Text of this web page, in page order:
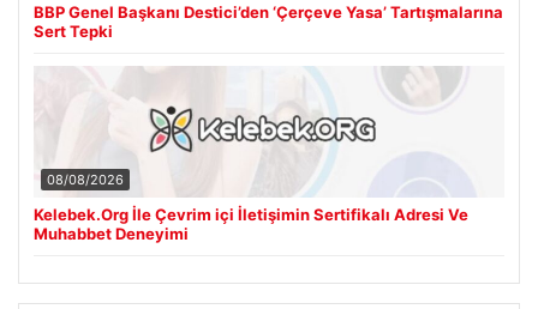
BBP Genel Başkanı Destici’den ‘Çerçeve Yasa’ Tartışmalarına
Sert Tepki
08/08/2026
Kelebek.Org İle Çevrim içi İletişimin Sertifikalı Adresi Ve
Muhabbet Deneyimi